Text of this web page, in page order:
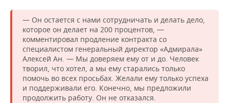
— Он остается с нами сотрудничать и делать дело,
которое он делает на 200 процентов, —
комментировал продление контракта со
специалистом генеральный директор «Адмирала»
Алексей Ан. — Мы доверяем ему от и до. Человек
творил, что хотел, а мы ему старались только
помочь во всех просьбах. Желали ему только успеха
и поддерживали его. Конечно, мы предложили
продолжить работу. Он не отказался.